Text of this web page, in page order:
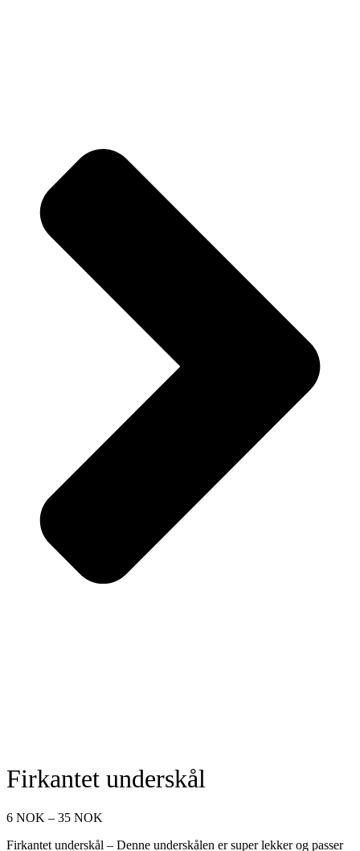
Firkantet underskål
6 NOK – 35 NOK
til
Firkantet underskål – Denne underskålen er super lekker og passer